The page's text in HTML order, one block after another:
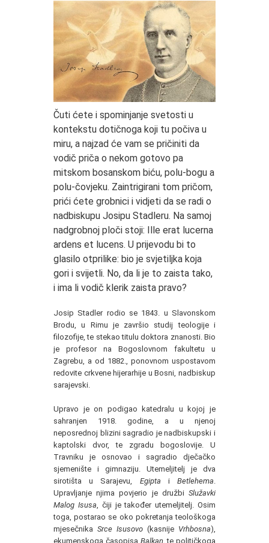
Čuti ćete i spominjanje svetosti u
kontekstu dotičnoga koji tu počiva u
miru, a najzad će vam se pričiniti da
vodič priča o nekom gotovo pa
mitskom bosanskom biću, polu-bogu a
polu-čovjeku. Zaintrigirani tom pričom,
prići ćete grobnici i vidjeti da se radi o
nadbiskupu Josipu Stadleru. Na samoj
nadgrobnoj ploči stoji: Ille erat lucerna
ardens et lucens. U prijevodu bi to
glasilo otprilike: bio je svjetiljka koja
gori i svijetli. No, da li je to zaista tako,
i ima li vodič klerik zaista pravo?
Josip Stadler rodio se 1843. u Slavonskom
Brodu, u Rimu je završio studij teologije i
filozofije, te stekao titulu doktora znanosti. Bio
je profesor na Bogoslovnom fakultetu u
Zagrebu, a od 1882., ponovnom uspostavom
redovite crkvene hijerarhije u Bosni, nadbiskup
sarajevski.
Upravo je on podigao katedralu u kojoj je
sahranjen 1918. godine, a u njenoj
neposrednoj blizini sagradio je nadbiskupski i
kaptolski dvor, te zgradu bogoslovije. U
Travniku je osnovao i sagradio dječačko
sjemenište i gimnaziju. Utemeljitelj je dva
sirotišta u Sarajevu, Egipta iBetlehema.
Upravljanje njima povjerio je družbi Služavki
Malog Isusa, čiji je također utemeljitelj. Osim
toga, postarao se oko pokretanja teološkoga
mjesečnika Srce Isusovo (kasnije Vrhbosna),
ekumenskoga časopisa Balkan, te političkoga